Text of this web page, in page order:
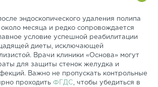
эндоскопического удаления полипа
месяца и редко сопровождается
условие успешной реабилитации
диеты, исключающей
Врачи клиники «Основа» могут
для защиты стенок желудка и
Важно не пропускать контрольные
проходить ФГДС , чтобы убедиться в